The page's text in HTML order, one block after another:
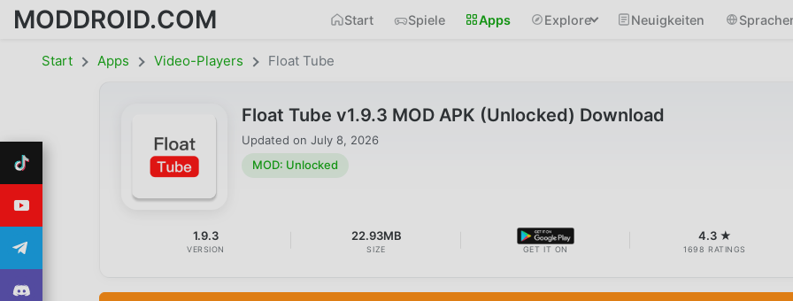
MODDROID.COM Start Spiele Apps Explore Neuigkeiten
Start Apps Video-Players Float Tube
Float Tube v1.9.3 MOD APK (Unlocked) Download
Updated on July 8, 2026
MOD: Unlocked
1.9.3
VERSION
22.93MB
SIZE GET IT ON
4.3 ★
1698 RATINGS